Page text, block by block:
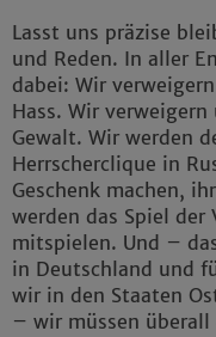
Lasst uns präzise
und Reden. In aller
dabei: Wir
Hass. Wir
Gewalt. Wir werden
Herrscherclique in
Geschenk machen,
werden das Spiel
mitspielen. Und –
in Deutschland und
wir in den Staaten
– wir müssen